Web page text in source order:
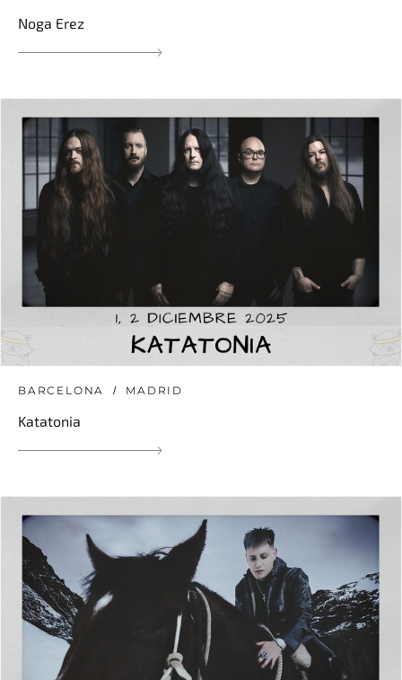
Noga Erez
BARCELONA MADRID
Katatonia